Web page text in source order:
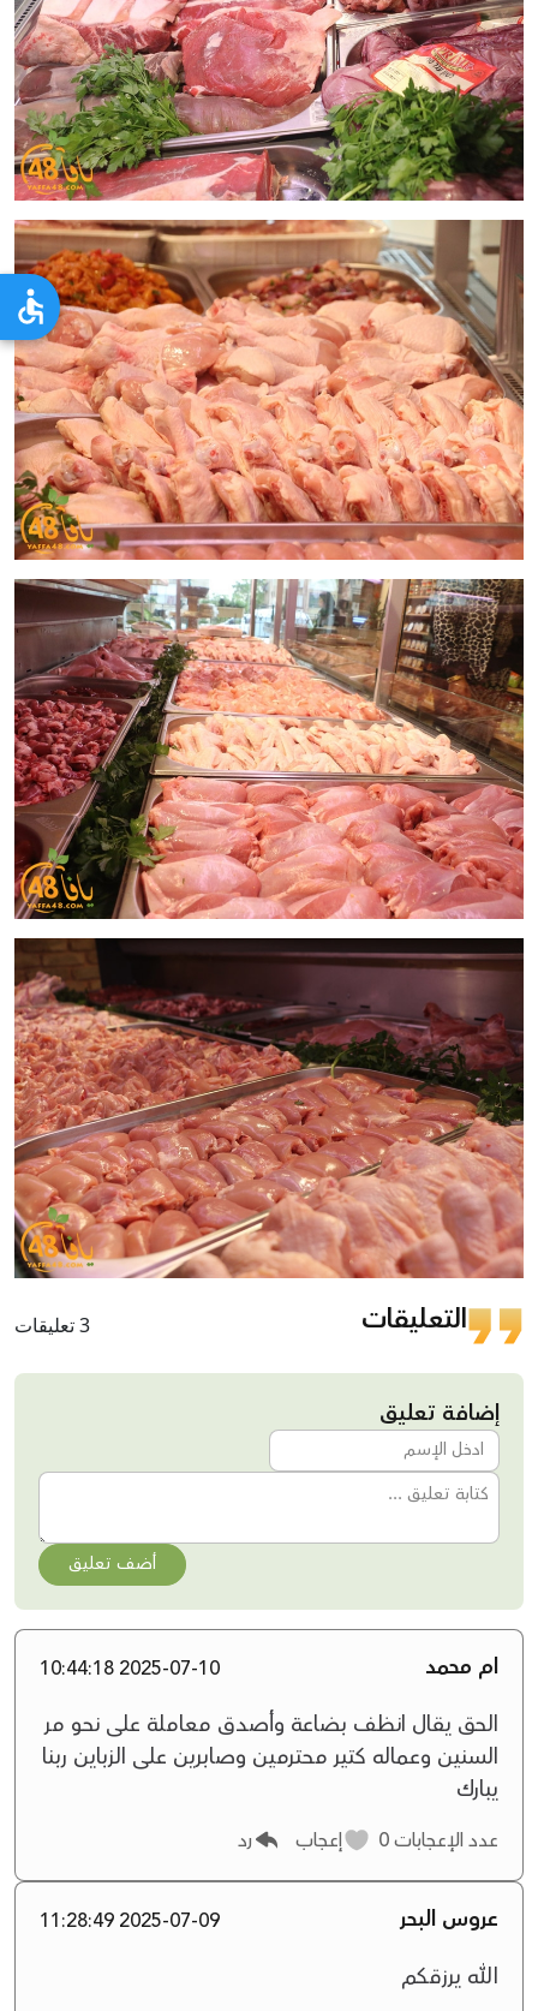
التعليقات 3 تعليقات
إضافة تعليق
أضف تعليق
ام محمد 2025-07-10 10:44:18
الحق يقال انظف بضاعة وأصدق معاملة على نحو مر
السنين وعماله كتير محترمين وصابرين على الزباين ربنا
يبارك
عدد الإعجابات إعجاب رد
عروس البحر 2025-07-09 11:28:49
الله يرزقكم